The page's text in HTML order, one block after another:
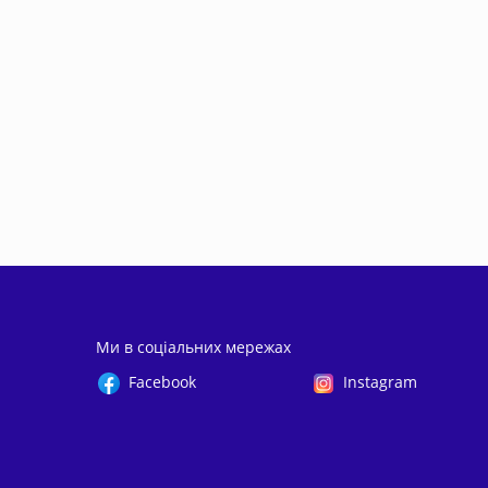
Ми в соціальних мережах
Facebook
Instagram